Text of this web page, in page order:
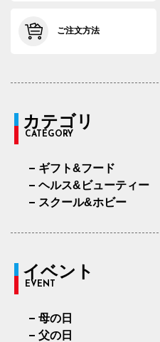
ご注文方法
カテゴリ
CATEGORY
ギフト&フード
ヘルス&ビューティー
スクール&ホビー
イベント
EVENT
母の日
父の日